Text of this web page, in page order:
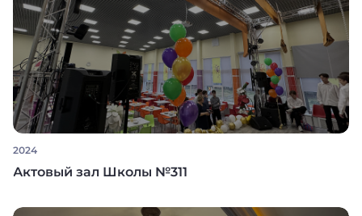
2024
Актовый зал Школы №311